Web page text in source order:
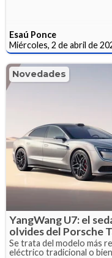
Esaú Ponce
Miércoles, 2 de abril de
Novedades
YangWang U7: el
olvides del Porsche
Se trata del modelo más
eléctrico tradicional o